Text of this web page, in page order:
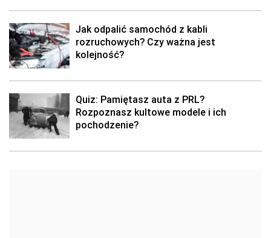
Jak odpalić samochód z kabli
rozruchowych? Czy ważna jest
kolejność?
Quiz: Pamiętasz auta z PRL?
Rozpoznasz kultowe modele i ich
pochodzenie?